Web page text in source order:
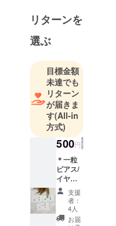
誠意をもっ
ていただき
どうぞよろ
しくお願い
致します
m(__)m
リターンを
選ぶ
目標金額
未達でも
リターン
が届きま
す(All-in
方式)
500円
＊一粒
ピアス/
イヤリ
ングを
１ペア
《Baby’
支援
者：
4人
お届